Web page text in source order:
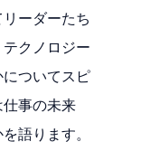
ーダーたち
クノロジー
ついてスピ
事の未来
語ります。